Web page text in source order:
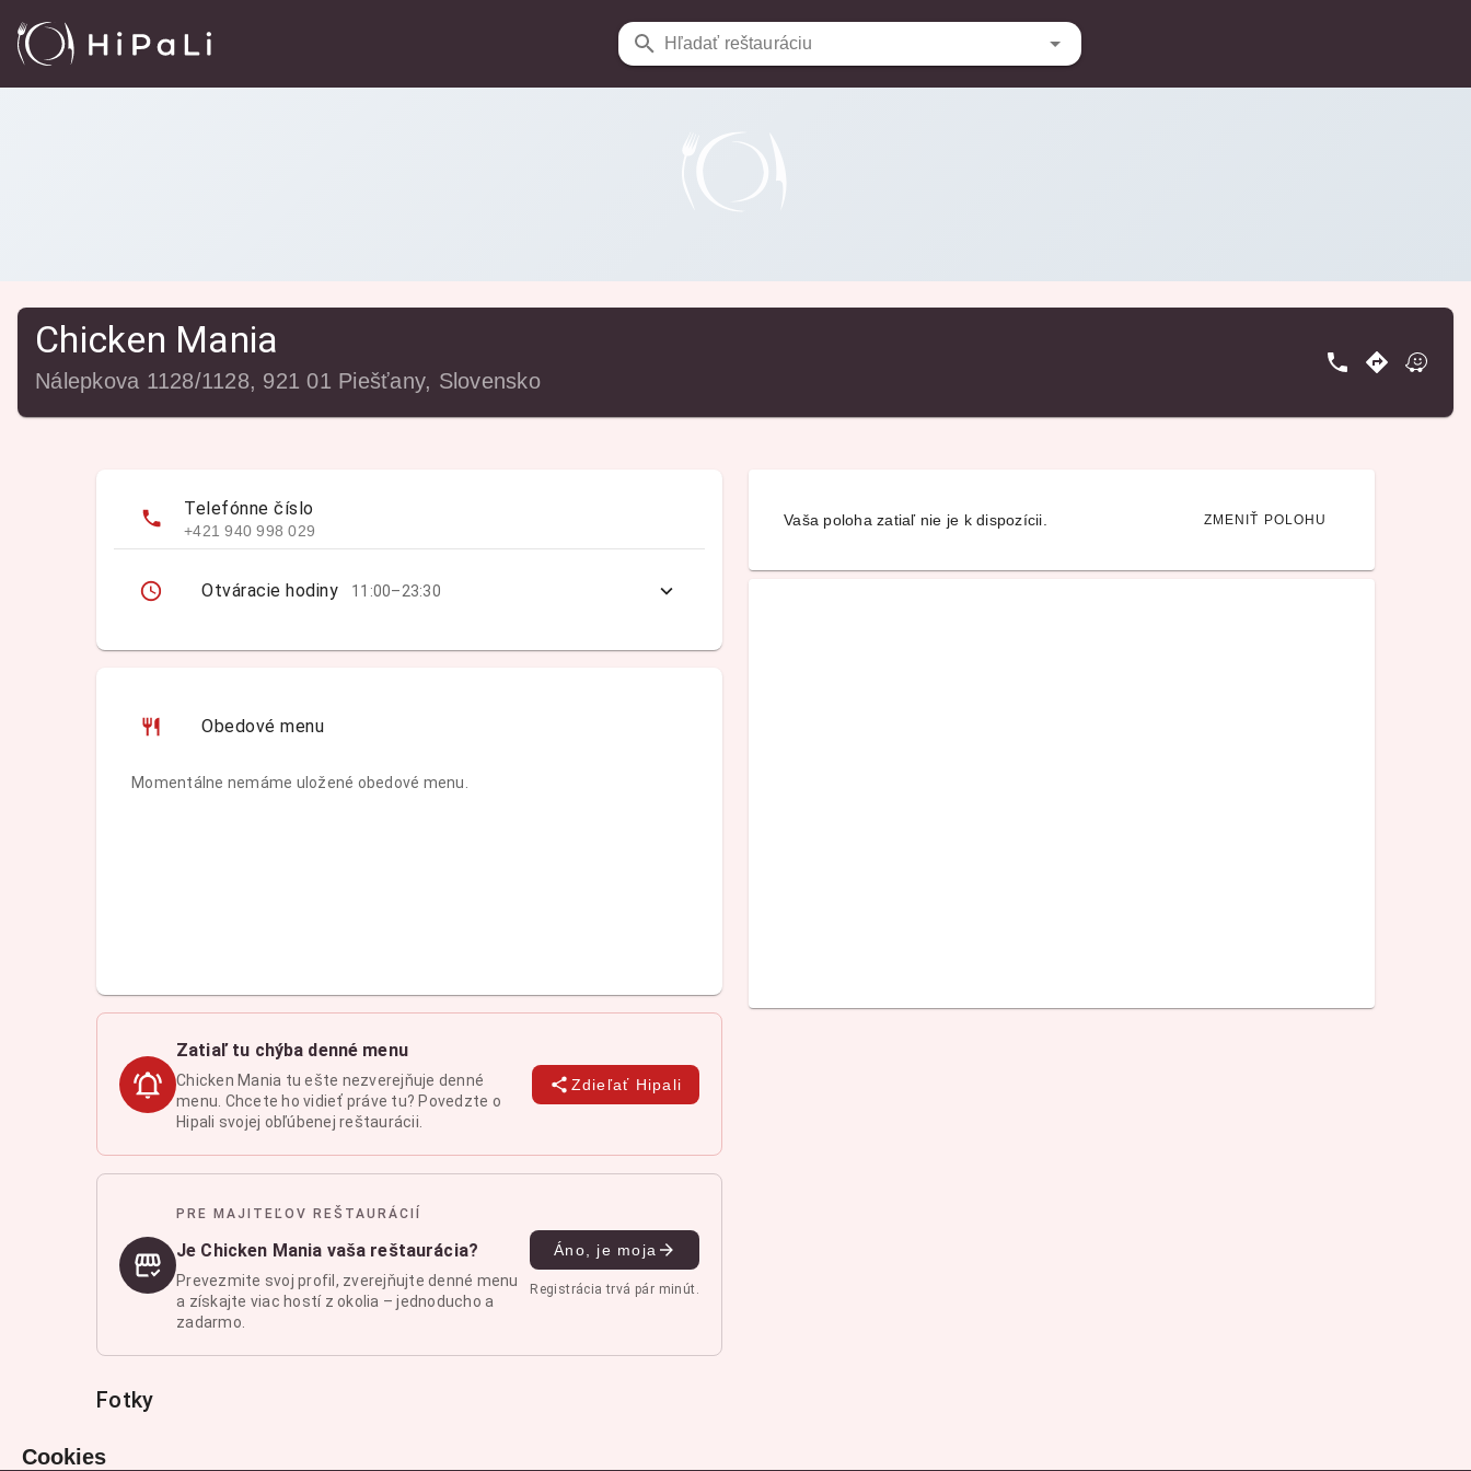
Hľadať reštauráciu
Reštaurácie Chicken Mania
Chicken Mania
Nálepkova 1128/1128, 921 01 Piešťany, Slovensko
Telefónne číslo
+421 940 998 029
Otváracie hodiny 11:00–23:30
Obedové menu
Momentálne nemáme uložené obedové menu.
Zatiaľ tu chýba denné menu
Chicken Mania tu ešte nezverejňuje denné
menu. Chcete ho vidieť práve tu? Povedzte o
Hipali svojej obľúbenej reštaurácii.
Zdieľať Hipali
PRE MAJITEĽOV REŠTAURÁCIÍ
Je Chicken Mania vaša reštaurácia?
Prevezmite svoj profil, zverejňujte denné menu
a získajte viac hostí z okolia – jednoducho a
zadarmo.
Áno, je moja
Registrácia trvá pár minút.
Vaša poloha zatiaľ nie je k dispozícii. ZMENIŤ POLOHU
Fotky
Cookies